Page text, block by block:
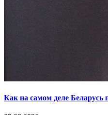
Как на самом деле